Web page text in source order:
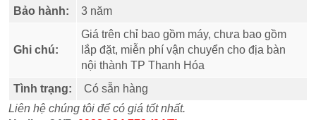
Bảo hành:
3 năm
Ghi chú:
Giá trên chỉ bao gồm máy, chưa bao gồm
lắp đặt, miễn phí vận chuyển cho địa bàn
nội thành TP Thanh Hóa
Tình trạng:
Có sẵn hàng
Liên hệ chúng tôi để có giá tốt nhất.